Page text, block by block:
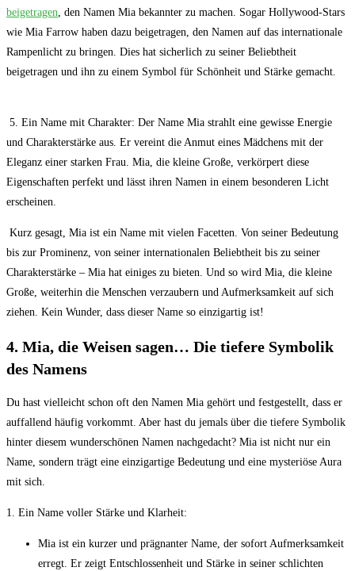
beigetragen, den Namen Mia bekannter zu‍ machen. Sogar Hollywood-Stars
wie Mia‍ Farrow haben dazu ‌beigetragen, den Namen auf ⁣das internationale
Rampenlicht ​zu bringen.​ Dies hat sicherlich ⁢zu seiner Beliebtheit
beigetragen und ihn zu ‌einem Symbol für Schönheit und Stärke gemacht.
⁢ 5. Ein‍ Name mit Charakter: Der‍ Name Mia strahlt‍ eine gewisse Energie⁣
und Charakterstärke aus. Er vereint die Anmut ‌eines Mädchens⁢ mit der
Eleganz einer starken Frau. Mia, die kleine Große, verkörpert diese
Eigenschaften‍ perfekt und ⁢lässt ihren ​Namen in einem besonderen Licht
erscheinen.
​ Kurz gesagt, Mia ist ein ⁢Name mit vielen Facetten. Von seiner Bedeutung
bis⁢ zur Prominenz, von seiner ​internationalen Beliebtheit bis zu seiner
Charakterstärke – Mia hat einiges zu bieten. Und so wird Mia, die kleine
Große, weiterhin die Menschen verzaubern und Aufmerksamkeit​ auf sich
ziehen. Kein Wunder, dass dieser Name so einzigartig ⁣ist!
4.⁣ Mia, ⁤die Weisen sagen… Die tiefere Symbolik
‌des Namens
Du ⁤hast vielleicht ⁣schon oft den Namen​ Mia⁤ gehört ‌und festgestellt, dass ‍er
auffallend häufig vorkommt.‍ Aber hast du jemals über die tiefere Symbolik
hinter diesem wunderschönen ​Namen nachgedacht? Mia⁤ ist nicht nur ein
Name, sondern trägt ⁣eine einzigartige⁣ Bedeutung ⁤und eine mysteriöse Aura
⁤mit sich.
1. ⁢Ein Name voller Stärke und Klarheit:
Mia ist ein kurzer und prägnanter‍ Name, der sofort Aufmerksamkeit
erregt. Er zeigt ‌Entschlossenheit und Stärke in seiner schlichten